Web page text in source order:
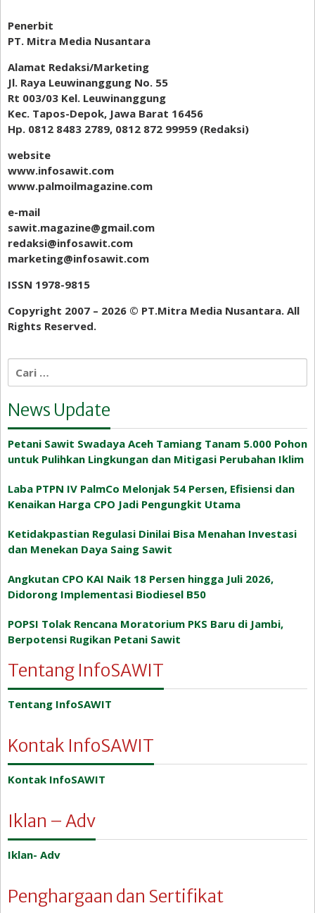
Penerbit
PT. Mitra Media Nusantara
Alamat Redaksi/Marketing
Jl. Raya Leuwinanggung No. 55
Rt 003/03 Kel. Leuwinanggung
Kec. Tapos-Depok, Jawa Barat 16456
Hp. 0812 8483 2789, 0812 872 99959 (Redaksi)
website
www.infosawit.com
www.palmoilmagazine.com
e-mail
sawit.magazine@gmail.com
redaksi@infosawit.com
marketing@infosawit.com
ISSN 1978-9815
Copyright 2007 – 2026 ©️ PT.Mitra Media Nusantara. All
Rights Reserved.
untuk:
News Update
Petani Sawit Swadaya Aceh Tamiang Tanam 5.000 Pohon
untuk Pulihkan Lingkungan dan Mitigasi Perubahan Iklim
Laba PTPN IV PalmCo Melonjak 54 Persen, Efisiensi dan
Kenaikan Harga CPO Jadi Pengungkit Utama
Ketidakpastian Regulasi Dinilai Bisa Menahan Investasi
dan Menekan Daya Saing Sawit
Angkutan CPO KAI Naik 18 Persen hingga Juli 2026,
Didorong Implementasi Biodiesel B50
POPSI Tolak Rencana Moratorium PKS Baru di Jambi,
Berpotensi Rugikan Petani Sawit
Tentang InfoSAWIT
Tentang InfoSAWIT
Kontak InfoSAWIT
Kontak InfoSAWIT
Iklan – Adv
Iklan- Adv
Penghargaan dan Sertifikat